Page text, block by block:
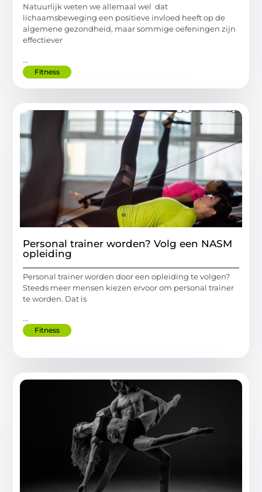
Natuurlijk weten we allemaal wel dat
lichaamsbeweging een positieve invloed heeft op de
algemene gezondheid, maar sommige oefeningen zijn
effectiever
...
Fitness
Personal trainer worden? Volg een NASM
opleiding
Personal trainer worden door een opleiding te volgen?
Steeds meer mensen kiezen ervoor om personal trainer
te worden. Dat is
...
Fitness